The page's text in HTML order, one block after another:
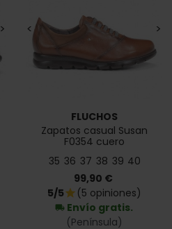
> < >
FLUCHOS
Zapatos casual Susan
F0354 cuero
35 36 37 38 39 40
Precio
99,90 €
5/5star (5 opiniones)
local_shipping Envío gratis.
(Península)